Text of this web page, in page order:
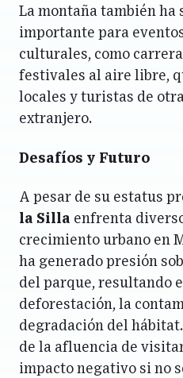
La montaña también ha
importante para
culturales, como
festivales al aire libre,
locales y turistas de
extranjero.
Desafíos y Futuro
A pesar de su estatus
la Silla enfrenta
crecimiento urbano en
ha generado presión
del parque, resultando
deforestación, la
degradación del
de la afluencia de
impacto negativo si no